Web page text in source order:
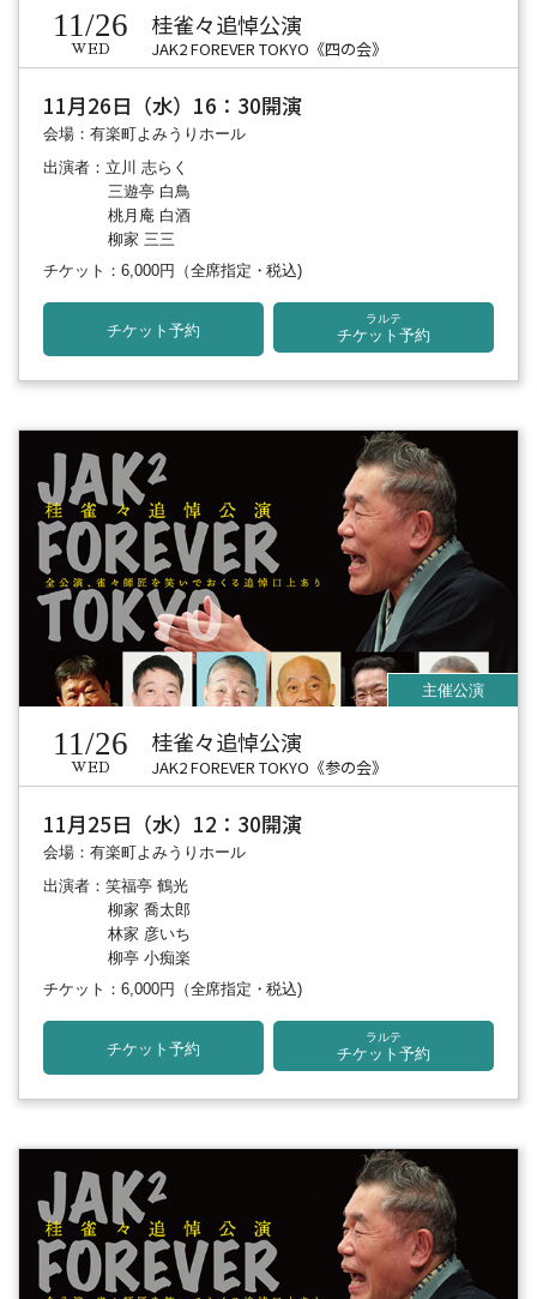
11/26
WED
桂雀々追悼公演
JAK2 FOREVER TOKYO《四の会》
11月26日（水）16：30開演
会場：有楽町よみうりホール
出演者：立川 志らく
三遊亭 白鳥
桃月庵 白酒
柳家 三三
チケット：6,000円
（全席指定・税込)
チケット予約
ラルテ
チケット予約
11/26
WED
桂雀々追悼公演
JAK2 FOREVER TOKYO《参の会》
11月25日（水）12：30開演
会場：有楽町よみうりホール
出演者：笑福亭 鶴光
柳家 喬太郎
林家 彦いち
柳亭 小痴楽
チケット：6,000円
（全席指定・税込)
チケット予約
ラルテ
チケット予約